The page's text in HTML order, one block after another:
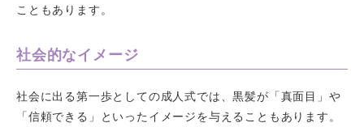
こともあります。
社会的なイメージ
社会に出る第一歩としての成人式では、黒髪が「真面目」や
「信頼できる」といったイメージを与えることもあります。